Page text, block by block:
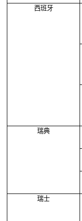
西班牙
瑞典
瑞士